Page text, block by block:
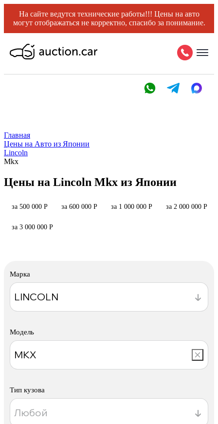
На сайте ведутся технические работы!!! Цены на авто
могут отображаться не корректно, спасибо за понимание.
Главная
Цены на Авто из Японии
Lincoln
Mkx
Цены на Lincoln Mkx из Японии
за 500 000 Р за 600 000 Р за 1 000 000 Р за 2 000 000 Р
за 3 000 000 Р
Марка
Модель
Тип кузова